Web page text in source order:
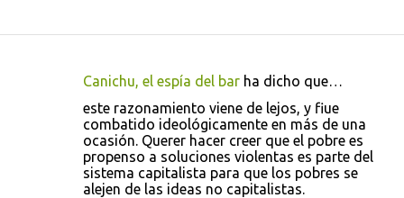
Canichu, el espía del bar ha dicho que…
este razonamiento viene de lejos, y fiue
combatido ideológicamente en más de una
ocasión. Querer hacer creer que el pobre es
propenso a soluciones violentas es parte del
sistema capitalista para que los pobres se
alejen de las ideas no capitalistas.